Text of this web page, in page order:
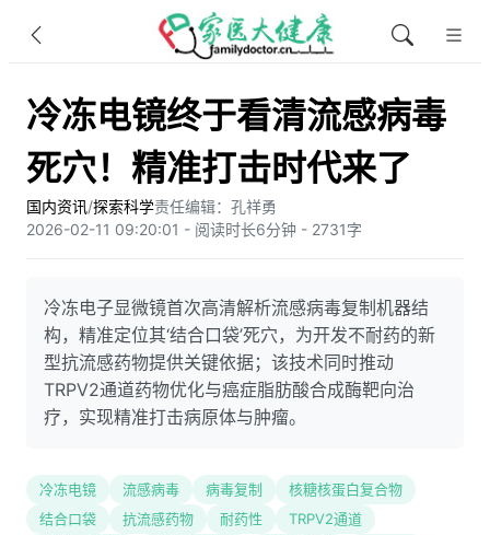
冷冻电镜终于看清流感病毒
死穴！精准打击时代来了
国内资讯/探索科学责任编辑：孔祥勇
2026-02-11 09:20:01 - 阅读时长6分钟 - 2731字
冷冻电子显微镜首次高清解析流感病毒复制机器结
构，精准定位其‘结合口袋’死穴，为开发不耐药的新
型抗流感药物提供关键依据；该技术同时推动
TRPV2通道药物优化与癌症脂肪酸合成酶靶向治
疗，实现精准打击病原体与肿瘤。
冷冻电镜 流感病毒 病毒复制
核糖核蛋白复合物
结合口袋
抗流感药物 耐药性
TRPV2通道